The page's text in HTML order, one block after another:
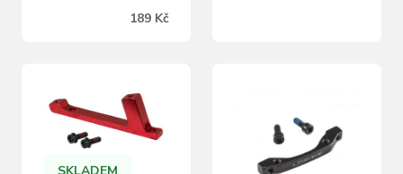
brzdové kotouče: 203
38 g, materiál: Al
hliník baleno v sáčku
189 Kč